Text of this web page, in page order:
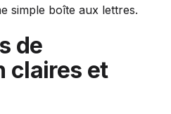
simple boîte aux lettres.
de
claires et